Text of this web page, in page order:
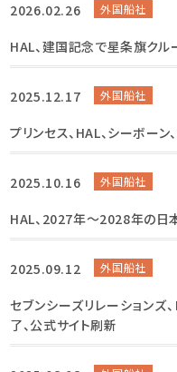
2026.02.26 外国船社
HAL、建国記念で星条旗クル
2025.12.17 外国船社
プリンセス、HAL、シーボー
2025.10.16 外国船社
HAL、2027年〜2028年の日
2025.09.12 外国船社
セブンシーズリレーション
了、公式サイト刷新